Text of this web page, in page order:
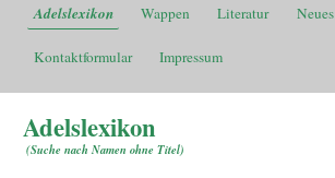
Adelslexikon Wappen Literatur Neues
Kontaktformular Impressum
Adelslexikon
(Suche nach Namen ohne Titel)